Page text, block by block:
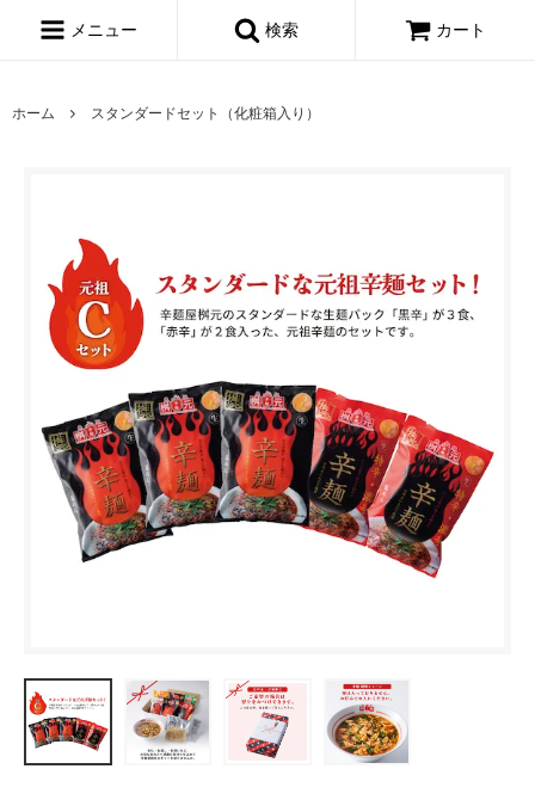
メニュー 検索 カート
ホーム スタンダードセット（化粧箱入り）